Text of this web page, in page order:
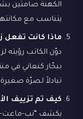
الكهنة صامتين
يتناسب مع
ماذا كانت تفعل
دوّن الكاتب رؤيته
ببحّار كنعاني في
تبادلاً لصرّة صغيرة
كيف تم تزييف
يكشف “نب-ماعت-